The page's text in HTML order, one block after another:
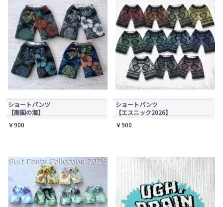
ショートパンツ
【南国の海】
￥900
商
品
に
ショートパンツ
【エスニック2026】
￥900
に